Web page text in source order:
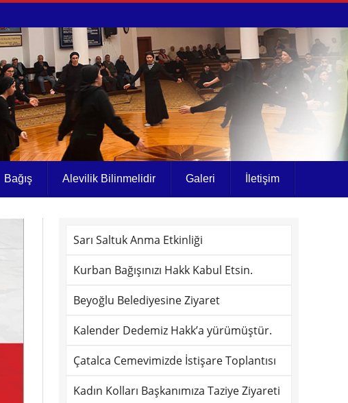
Bağış Alevilik Bilinmelidir Galeri İletişim
Sarı Saltuk Anma Etkinliği
Kurban Bağışınızı Hakk Kabul Etsin.
Beyoğlu Belediyesine Ziyaret
Kalender Dedemiz Hakk’a yürümüştür.
Çatalca Cemevimizde İstişare Toplantısı
Kadın Kolları Başkanımıza Taziye Ziyareti